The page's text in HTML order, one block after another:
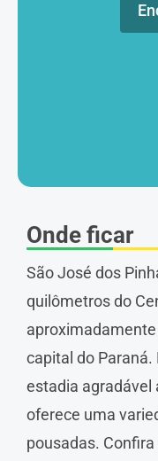
Onde ficar
São José dos
quilômetros do
capital do
estadia agradável
oferece uma
pousadas.